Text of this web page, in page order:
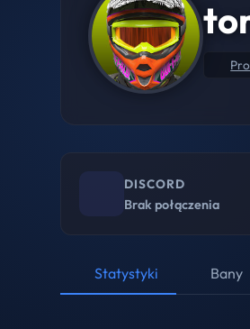
DISCORD
Brak połączenia
Statystyki Bany